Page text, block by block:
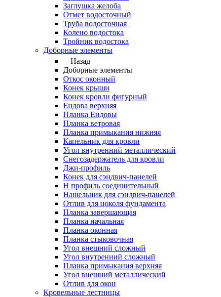
Заглушка желоба
Отмет водосточный
Труба водосточная
Колено водостока
Тройник водостока
Доборные элементы
Назад
Доборные элементы
Откос оконный
Конек крыши
Конек кровли фигурный
Ендова верхняя
Планка Ендовы
Планка ветровая
Планка примыкания нижняя
Капельник для кровли
Угол внутренний металлический
Снегозадержатель для кровли
Джи-профиль
Конек для сэндвич-панелей
Н профиль соединительный
Нащельник для сэндвич-панелей
Отлив для цоколя фундамента
Планка завершающая
Планка начальная
Планка оконная
Планка стыковочная
Угол внешний сложный
Угол внутренний сложный
Планка примыкания верхняя
Угол внешний металлический
Отлив для окон
Кровельные лестницы